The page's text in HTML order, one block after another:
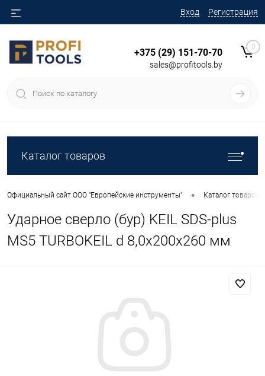
Вход Регистрация
+375 (29) 151-70-70
sales@profitools.by
0
Каталог товаров
Официальный сайт ООО "Европейские инструменты" • Каталог товаров
Ударное сверло (бур) KEIL SDS-plus
MS5 TURBOKEIL d 8,0x200x260 мм